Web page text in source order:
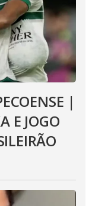
|
E JOGO